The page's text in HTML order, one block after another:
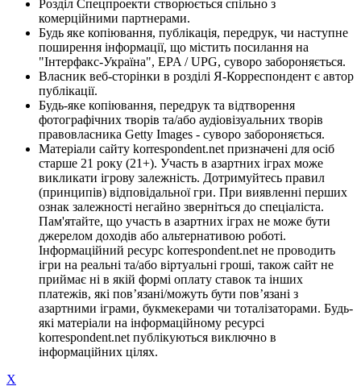
Розділ Спецпроекти створюється спільно з
комерційними партнерами.
Будь яке копіювання, публікація, передрук, чи наступне
поширення інформації, що містить посилання на
"Інтерфакс-Україна", EPA / UPG, суворо забороняється.
Власник веб-сторінки в розділі Я-Корреспондент є автор
публікації.
Будь-яке копіювання, передрук та відтворення
фотографічних творів та/або аудіовізуальних творів
правовласника Getty Images - суворо забороняється.
Матеріали сайту korrespondent.net призначені для осіб
старше 21 року (21+). Участь в азартних іграх може
викликати ігрову залежність. Дотримуйтесь правил
(принципів) відповідальної гри. При виявленні перших
ознак залежності негайно зверніться до спеціаліста.
Пам'ятайте, що участь в азартних іграх не може бути
джерелом доходів або альтернативою роботі.
Інформаційний ресурс korrespondent.net не проводить
ігри на реальні та/або віртуальні гроші, також сайт не
приймає ні в якій формі оплату ставок та інших
платежів, які пов’язані/можуть бути пов’язані з
азартними іграми, букмекерами чи тоталізаторами. Будь-
які матеріали на інформаційному ресурсі
korrespondent.net публікуються виключно в
інформаційних цілях.
X